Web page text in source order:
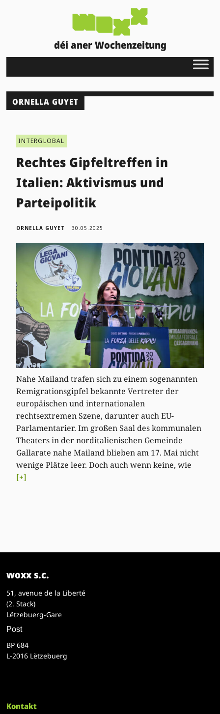
déi aner Wochenzeitung
ORNELLA GUYET
INTERGLOBAL
Rechtes Gipfeltreffen in
Italien: Aktivismus und
Parteipolitik
ORNELLA GUYET 30.05.2025
Nahe Mailand trafen sich zu einem sogenannten
Remigrationsgipfel bekannte Vertreter der
europäischen und internationalen
rechtsextremen Szene, darunter auch EU-
Parlamentarier. Im großen Saal des kommunalen
Theaters in der norditalienischen Gemeinde
Gallarate nahe Mailand blieben am 17. Mai nicht
wenige Plätze leer. Doch auch wenn keine, wie
[+]
woxx s.c.
51, avenue de la Liberté
(2. Stack)
Lëtzebuerg-Gare
Post
BP 684
L-2016 Lëtzebuerg
Kontakt